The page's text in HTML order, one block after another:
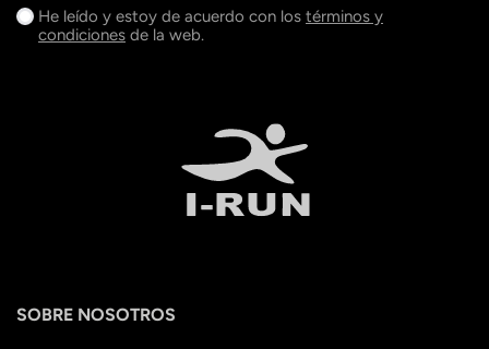
He leído y estoy de acuerdo con los términos y
condiciones de la web.
SOBRE NOSOTROS